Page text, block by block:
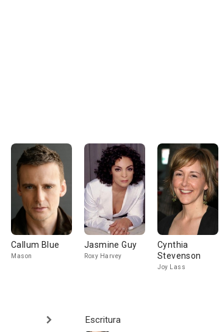
Callum Blue
Mason
Jasmine Guy
Roxy Harvey
Cynthia
Stevenson
Joy Lass
Escritura